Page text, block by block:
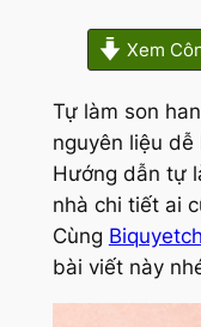
Xem
Tự làm son
nguyên liệu
Hướng dẫn tự
nhà chi tiết ai
Cùng
bài viết này